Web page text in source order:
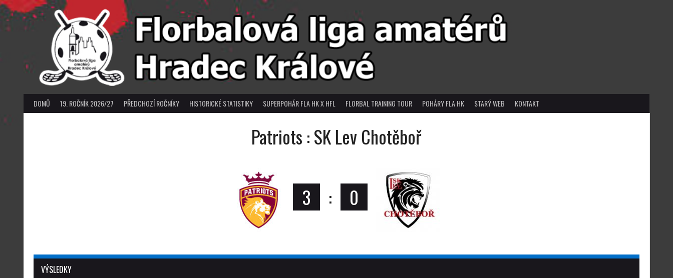
Skip
to
content
DOMŮ 19. ROČNÍK 2026/27 PŘEDCHOZÍ ROČNÍKY HISTORICKÉ STATISTIKY SUPERPOHÁR FLA HK X HFL FLORBAL TRAINING TOUR POHÁRY FLA HK STARÝ WEB KONTAKT
Patriots : SK Lev Chotěboř
3 : 0
VÝSLEDKY